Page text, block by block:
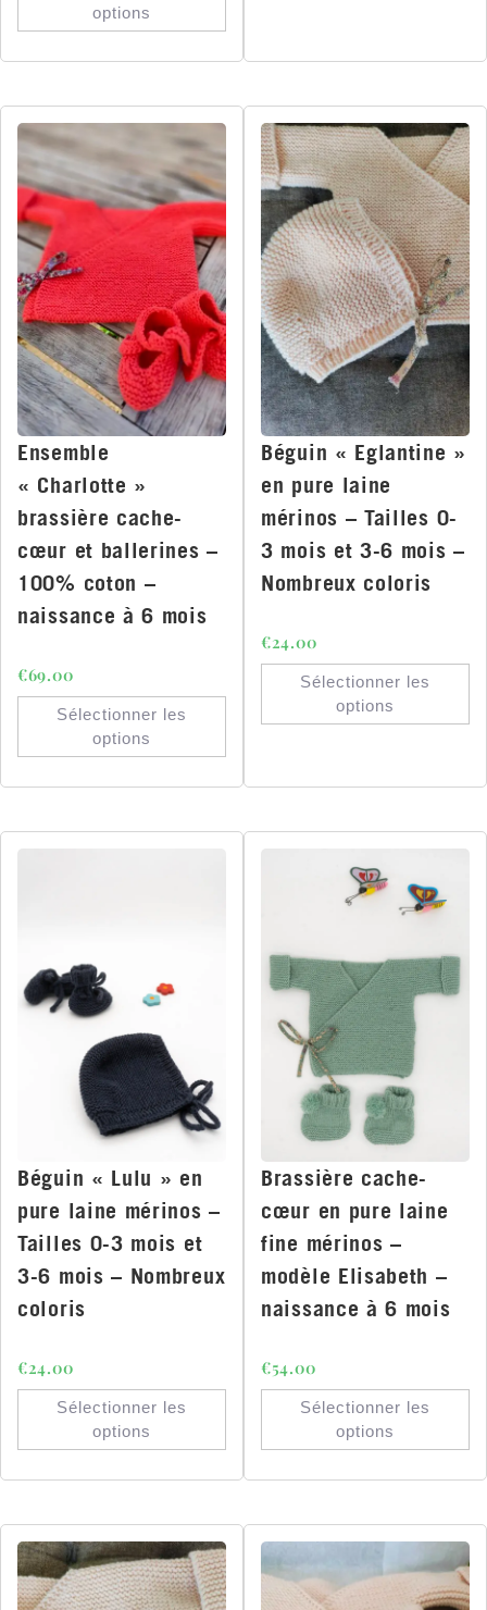
options
Ensemble
« Charlotte »
brassière cache-
cœur et ballerines –
100% coton –
naissance à 6 mois
€69.00
Sélectionner les
options
Béguin « Eglantine »
en pure laine
mérinos – Tailles 0-
3 mois et 3-6 mois –
Nombreux coloris
€24.00
Sélectionner les
options
Béguin « Lulu » en
pure laine mérinos –
Tailles 0-3 mois et
3-6 mois – Nombreux
coloris
€24.00
Sélectionner les
options
Brassière cache-
cœur en pure laine
fine mérinos –
modèle Elisabeth –
naissance à 6 mois
€54.00
Sélectionner les
options